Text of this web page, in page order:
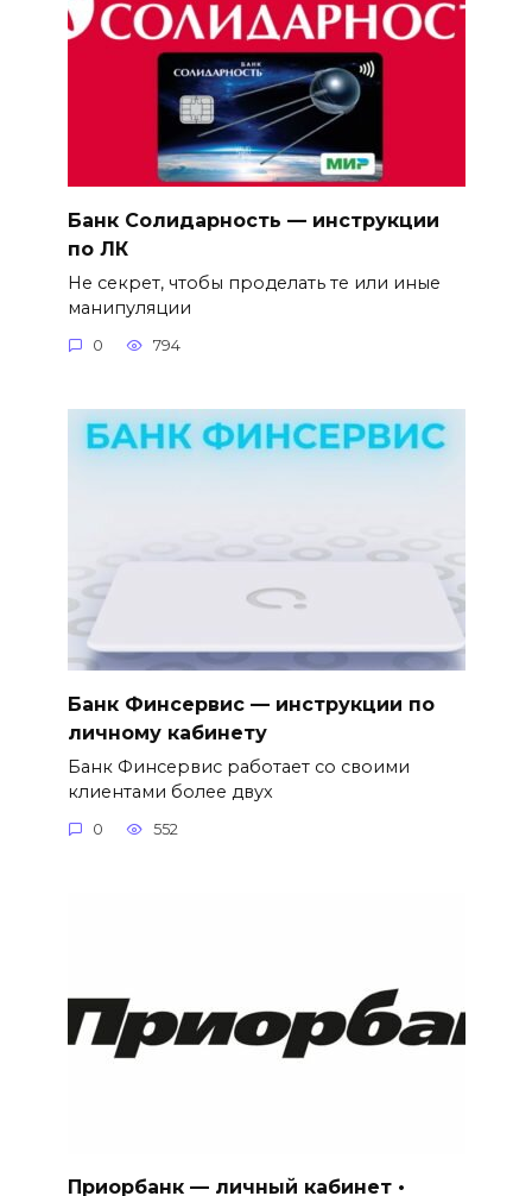
Банк Солидарность — инструкции
по ЛК
Не секрет, чтобы проделать те или иные
манипуляции
0 794
Банк Финсервис — инструкции по
личному кабинету
Банк Финсервис работает со своими
клиентами более двух
0 552
Приорбанк — личный кабинет •